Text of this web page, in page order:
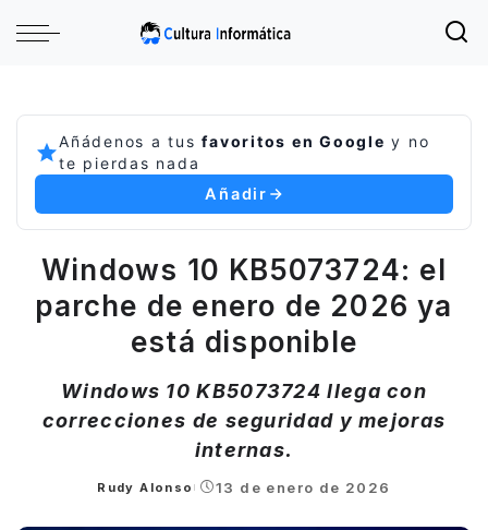
Añádenos a tusfavoritos en Google y no
te pierdas nada
Añadir
Windows 10 KB5073724: el
parche de enero de 2026 ya
está disponible
Windows 10 KB5073724 llega con
correcciones de seguridad y mejoras
internas.
Posted
Rudy Alonso 13 de enero de 2026